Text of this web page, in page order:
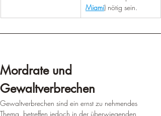
Miami) nötig sein.
Mordrate und
Gewaltverbrechen
Gewaltverbrechen sind ein ernst zu nehmendes
Thema, betreffen jedoch in der überwiegenden